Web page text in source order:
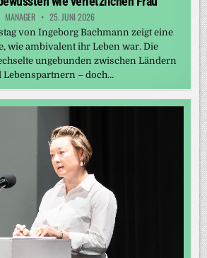
MANAGER 25. JUNI 2026
von Ingeborg Bachmann zeigt eine
wie ambivalent ihr Leben war. Die
ungebunden zwischen Ländern
Lebenspartnern – doch…